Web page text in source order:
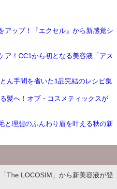
アップ！『エクセル』から新感覚シ
ア！CC1から初となる美容液「アス
ん手間を省いた1品完結のレシピ集
髪へ！オブ・コスメティックスが
と理想のふんわり眉を叶える秋の新
The LOCOSIM」から新美容液が登